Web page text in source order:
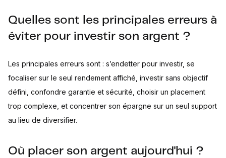
Quelles sont les principales erreurs à
éviter pour investir son argent ?
Les principales erreurs sont : s’endetter pour investir, se
focaliser sur le seul rendement affiché, investir sans objectif
défini, confondre garantie et sécurité, choisir un placement
trop complexe, et concentrer son épargne sur un seul support
au lieu de diversifier.
Où placer son argent aujourd'hui ?